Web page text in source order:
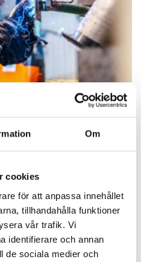
Om
cookies
för att anpassa innehållet
tillhandahålla funktioner
vår trafik. Vi
identifierare och annan
de sociala medier och
– så blir den
hela blir...